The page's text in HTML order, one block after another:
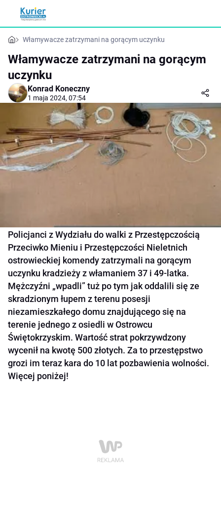
Włamywacze zatrzymani na gorącym uczynku
Włamywacze zatrzymani na gorącym
uczynku
Konrad Koneczny
1 maja 2024, 07:54
Policjanci z Wydziału do walki z Przestępczością
Przeciwko Mieniu i Przestępczości Nieletnich
ostrowieckiej komendy zatrzymali na gorącym
uczynku kradzieży z włamaniem 37 i 49-latka.
Mężczyźni „wpadli” tuż po tym jak oddalili się ze
skradzionym łupem z terenu posesji
niezamieszkałego domu znajdującego się na
terenie jednego z osiedli w Ostrowcu
Świętokrzyskim. Wartość strat pokrzywdzony
wycenił na kwotę 500 złotych. Za to przestępstwo
grozi im teraz kara do 10 lat pozbawienia wolności.
Więcej poniżej!